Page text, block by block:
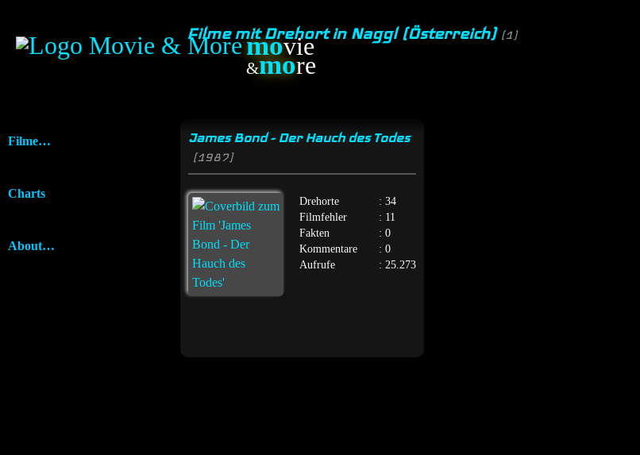
movie
&more
Filme mit Drehort in Naggl (Österreich) (1)
Filme…
Charts
About…
James Bond - Der Hauch des Todes
[1987]
Drehorte
: 34
Filmfehler
: 11
Fakten
: 0
Kommentare
: 0
Aufrufe
: 25.273